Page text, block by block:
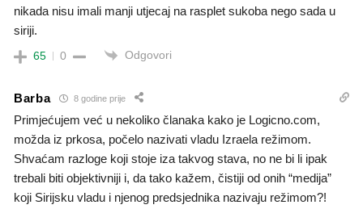
nikada nisu imali manji utjecaj na rasplet sukoba nego sada u
siriji.
65 0 Odgovori
Barba 8 godine prije
Primjećujem već u nekoliko članaka kako je Logicno.com,
možda iz prkosa, počelo nazivati vladu Izraela režimom.
Shvaćam razloge koji stoje iza takvog stava, no ne bi li ipak
trebali biti objektivniji i, da tako kažem, čistiji od onih “medija”
koji Sirijsku vladu i njenog predsjednika nazivaju režimom?!